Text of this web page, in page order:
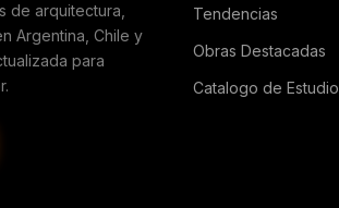
de arquitectura,
Argentina, Chile y
para
Tendencias
Obras Destacadas
Catalogo de